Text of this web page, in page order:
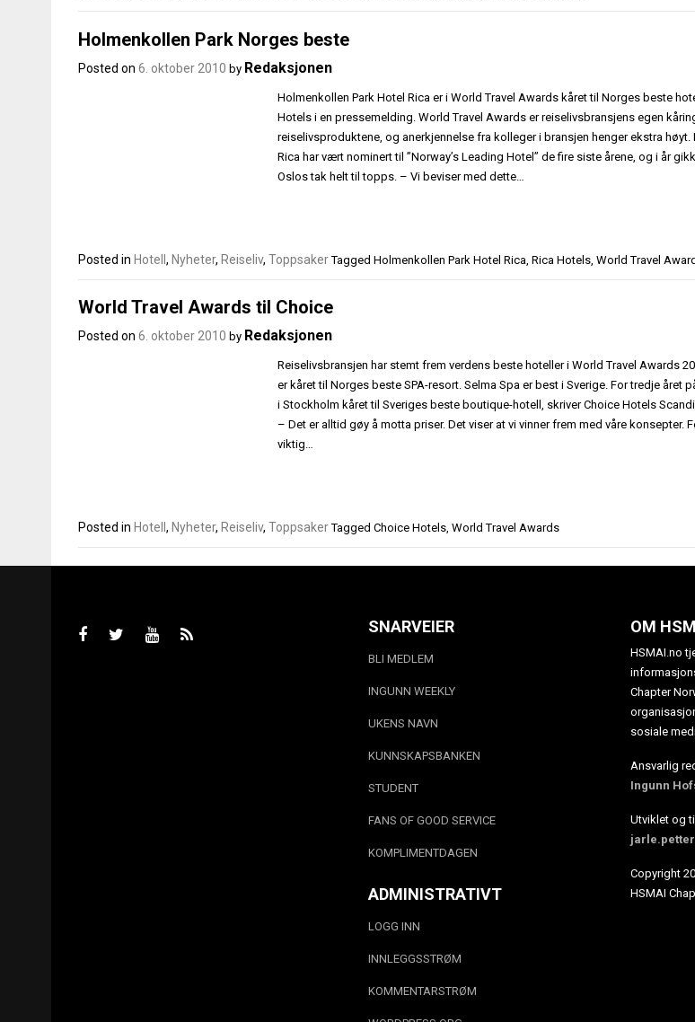
Holmenkollen Park Norges beste
Posted on 6. oktober 2010 by Redaksjonen
Holmenkollen Park Hotel Rica er i World Travel Awards kåret til Norges beste
Hotels i en pressemelding. World Travel Awards er reiselivsbransjens egen
reiselivsproduktene, og anerkjennelse fra kolleger i bransjen henger ekstra høyt.
Rica har vært nominert til ”Norway’s Leading Hotel” de fire siste årene, og i år
Oslos tak helt til topps. – Vi beviser med dette…
Posted in Hotell , Nyheter, Reiseliv, Toppsaker Tagged Holmenkollen Park Hotel Rica Rica Hotels World Travel
World Travel Awards til Choice
Posted on 6. oktober 2010 by Redaksjonen
Reiselivsbransjen har stemt frem verdens beste hoteller i World Travel Awards
er kåret til Norges beste SPA-resort. Selma Spa er best i Sverige. For tredje året
i Stockholm kåret til Sveriges beste boutique-hotell, skriver Choice Hotels
– Det er alltid gøy å motta priser. Det viser at vi vinner frem med våre konsepter.
viktig…
Posted in Hotell , Nyheter, Reiseliv, Toppsaker Tagged Choice Hotels, World Travel Awards
SNARVEIER
BLI MEDLEM
INGUNN WEEKLY
UKENS NAVN
KUNNSKAPSBANKEN
STUDENT
FANS OF GOOD SERVICE
KOMPLIMENTDAGEN
ADMINISTRATIVT
LOGG INN
INNLEGGSSTRØM
KOMMENTARSTRØM
OM
HSMAI.no
Chapter
sosiale
Ansvarlig
Ingunn
Utviklet og
Copyright
HSMAI